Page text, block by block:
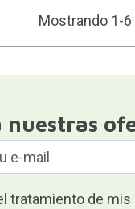
Mostrando 1-
tratamiento de